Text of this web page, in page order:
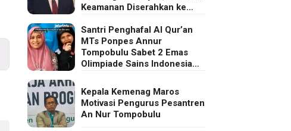
Keamanan Diserahkan ke
Santri Penghafal Al Qur’an
MTs Ponpes Annur
Tompobulu Sabet 2 Emas
Olimpiade Sains Indonesia
Kepala Kemenag Maros
Motivasi Pengurus Pesantren
An Nur Tompobulu